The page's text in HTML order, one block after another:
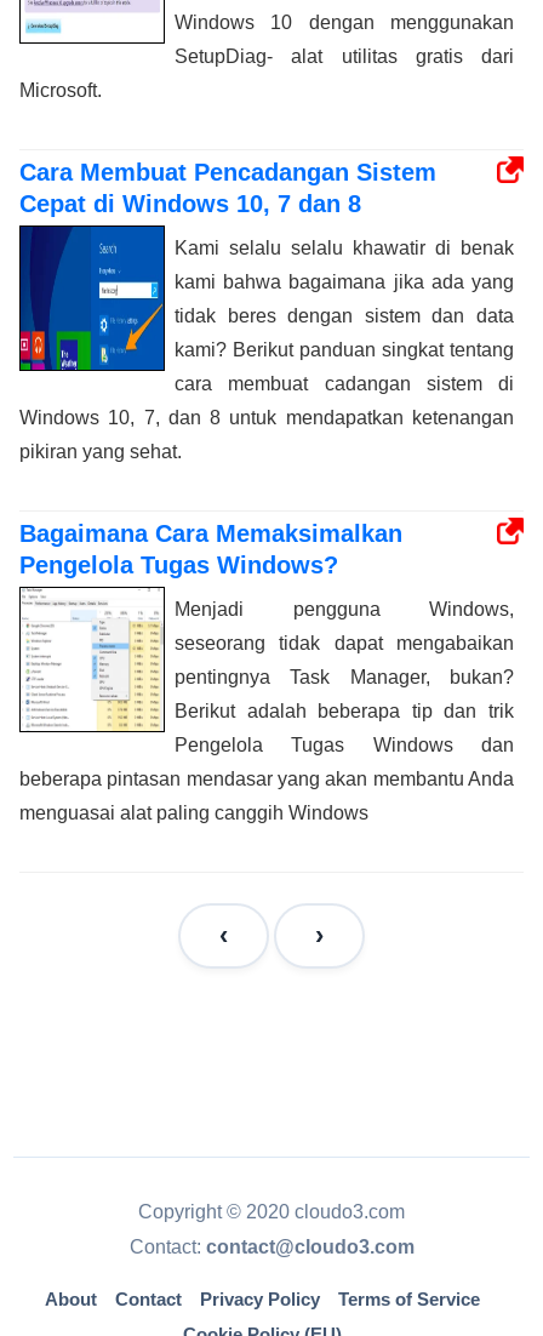
Windows 10 dengan menggunakan
SetupDiag- alat utilitas gratis dari
Microsoft.
Cara Membuat Pencadangan Sistem
Cepat di Windows 10, 7 dan 8
Kami selalu selalu khawatir di benak
kami bahwa bagaimana jika ada yang
tidak beres dengan sistem dan data
kami? Berikut panduan singkat tentang
cara membuat cadangan sistem di
Windows 10, 7, dan 8 untuk mendapatkan ketenangan
pikiran yang sehat.
Bagaimana Cara Memaksimalkan
Pengelola Tugas Windows?
Menjadi pengguna Windows,
seseorang tidak dapat mengabaikan
pentingnya Task Manager, bukan?
Berikut adalah beberapa tip dan trik
Pengelola Tugas Windows dan
beberapa pintasan mendasar yang akan membantu Anda
menguasai alat paling canggih Windows
Copyright © 2020 cloudo3.com
Contact: contact@cloudo3.com
About Contact Privacy Policy
Terms of Service